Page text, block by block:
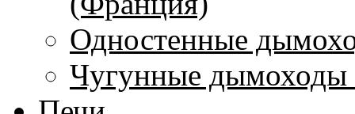
Одностенные
Чугунные